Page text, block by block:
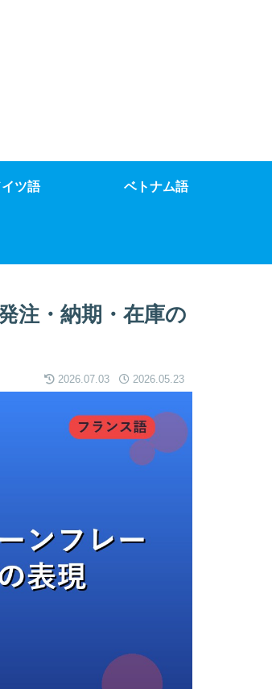
イツ語 ベトナム語
注・納期・在庫の
2026.07.03 2026.05.23